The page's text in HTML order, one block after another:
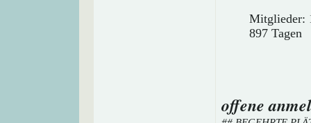
Mitglieder:
897 Tagen
offene